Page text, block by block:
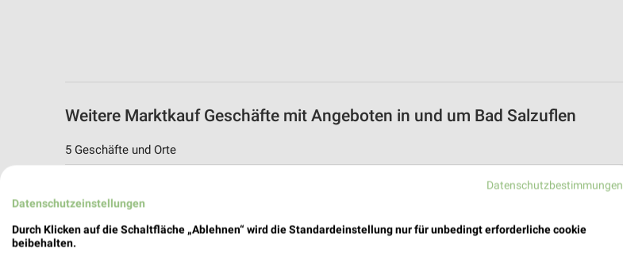
Weitere Marktkauf Geschäfte mit Angeboten in und um Bad Salzuflen
5 Geschäfte und Orte
Herford, Deutschland
Datenschutzbestimmungen
Datenschutzeinstellungen
Durch Klicken auf die Schaltfläche „Ablehnen“ wird die Standardeinstellung nur für unbedingt erforderliche cookie
beibehalten.